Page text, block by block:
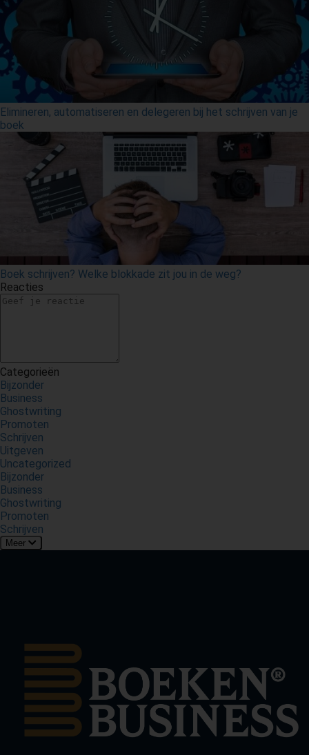
Elimineren, automatiseren en delegeren bij het schrijven van je
boek
Boek schrijven? Welke blokkade zit jou in de weg?
Reacties
Categorieën
Bijzonder
Business
Ghostwriting
Promoten
Schrijven
Uitgeven
Uncategorized
Bijzonder
Business
Ghostwriting
Promoten
Schrijven
Meer